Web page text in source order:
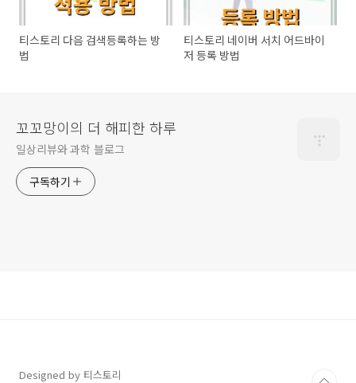
티스토리 다음 검색등록하는 방
법
티스토리 네이버 서치 어드바이
저 등록 방법
꼬꼬망이의 더 해피한 하루
일상리뷰와 과학 블로그
구독하기
Designed by 티스토리